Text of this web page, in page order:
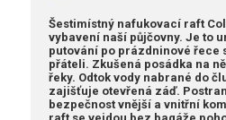
Šestimístný nafukovací raft
vybavení naší půjčovny. Je to
putování po prázdninové řece
přáteli. Zkušená posádka na
řeky. Odtok vody nabrané do
zajišťuje otevřená záď.
bezpečnost vnější a vnitřní